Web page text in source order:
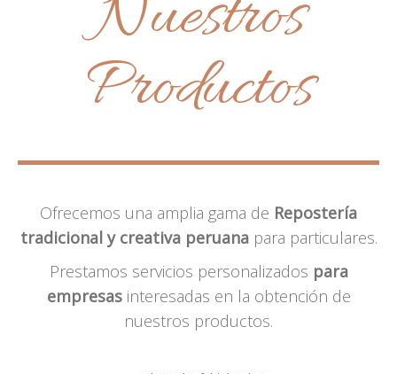
Nuestros
Productos
Ofrecemos una amplia gama de Repostería
tradicional y creativa peruanapara particulares.
Prestamos servicios personalizados para
empresasinteresadas en la obtención de
nuestros productos.